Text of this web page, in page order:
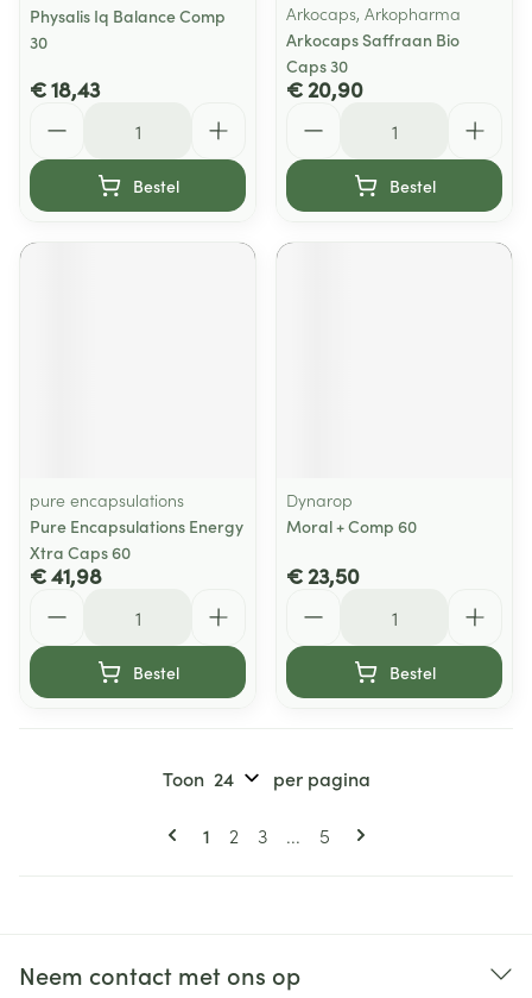
Physalis Iq Balance Comp
30
€ 18,43
Bestel
Arkocaps, Arkopharma
Arkocaps Saffraan Bio
Caps 30
€ 20,90
Bestel
pure encapsulations
Pure Encapsulations Energy
Xtra Caps 60
€ 41,98
Bestel
Dynarop
Moral + Comp 60
€ 23,50
Bestel
Pagina's
U lees momenteel pagina
1 Pagina
2 Pagina
3 ... Pagina
5
Toon per pagina
Neem contact met ons op